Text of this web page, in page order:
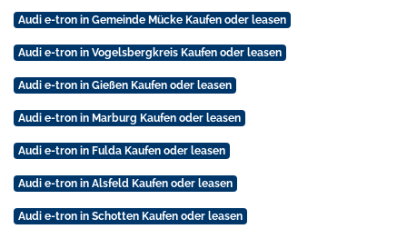
Audi e-tron in Gemeinde Mücke Kaufen oder leasen
Audi e-tron in Vogelsbergkreis Kaufen oder leasen
Audi e-tron in Gießen Kaufen oder leasen
Audi e-tron in Marburg Kaufen oder leasen
Audi e-tron in Fulda Kaufen oder leasen
Audi e-tron in Alsfeld Kaufen oder leasen
Audi e-tron in Schotten Kaufen oder leasen